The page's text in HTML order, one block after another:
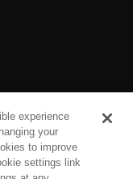
experience
your
to improve
settings link